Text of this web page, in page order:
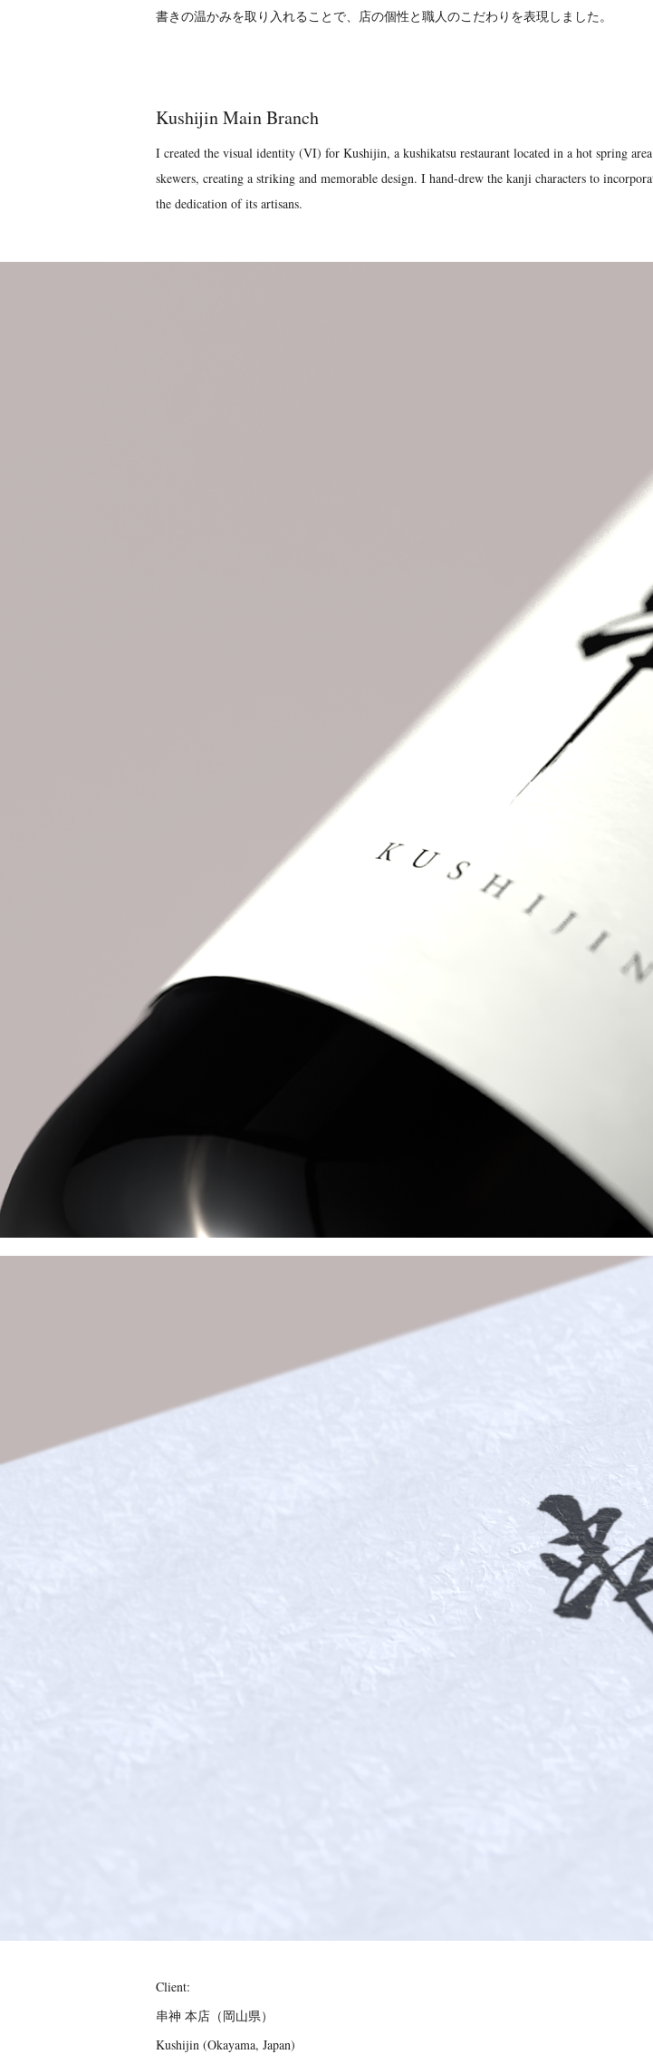
書きの温かみを取り入れることで、店の個性と職人のこだわりを表現しました。
Kushijin Main Branch
I created the visual identity (VI) for Kushijin, a kushikatsu restaurant located in a hot spring
skewers, creating a striking and memorable design. I hand-drew the kanji characters to
the dedication of its artisans.
Client:
串神 本店（岡山県）
Kushijin (Okayama, Japan)